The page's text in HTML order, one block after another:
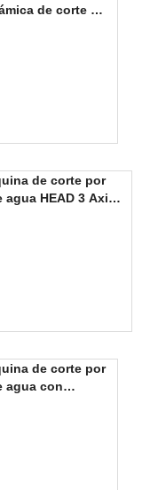
de corte de
de corte por
agua HEAD 3 Axis
de corte por
agua con